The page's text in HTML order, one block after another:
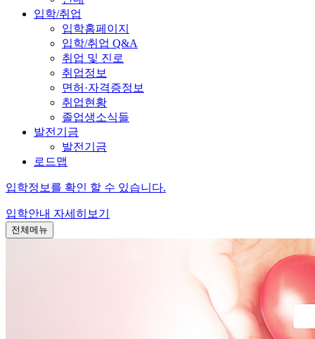
입학/취업
입학홈페이지
입학/취업 Q&A
취업 및 진로
취업정보
면허·자격증정보
취업현황
졸업생소식들
발전기금
발전기금
로드맵
입학정보를 확인 할 수 있습니다.
입학안내 자세히보기
전체메뉴